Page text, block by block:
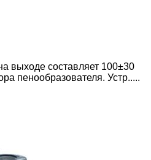
выходе составляет 100±30
пенообразователя. Устр.....